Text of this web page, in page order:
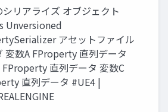
シリアライズ オブジェクト
Unversioned
アセットファイル
変数A FProperty 直列データ
直列データ 変数C
直列データ #UE4 |